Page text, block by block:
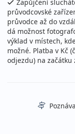
Zapůjčení
průvodcovské
průvodce až do
dá možnost
výklad v místech,
možné. Platba v Kč
odjezdu) na